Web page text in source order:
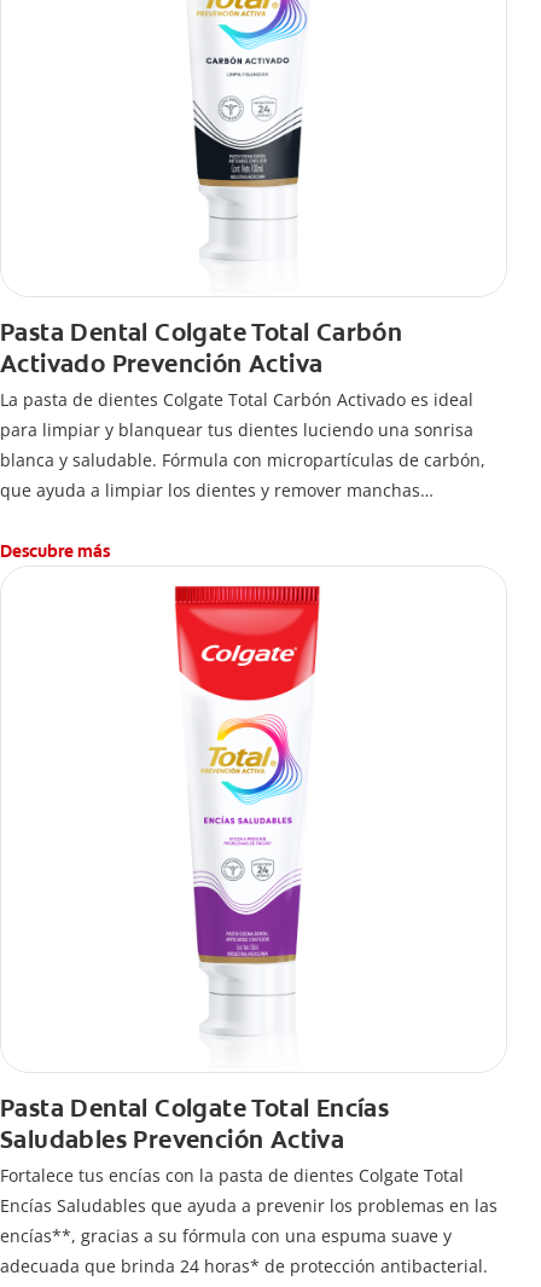
Pasta Dental Colgate Total Carbón
Activado Prevención Activa
La pasta de dientes Colgate Total Carbón Activado es ideal
para limpiar y blanquear tus dientes luciendo una sonrisa
blanca y saludable. Fórmula con micropartículas de carbón,
que ayuda a limpiar los dientes y remover manchas
¿Qué hace el carbón activado en una pasta dental y por qué
se usa para ayudar a remover manchas superficiales?
También encontrarás cómo incluirla en tu rutina, en casa o de
viaje, con tips de cepillado para una sonrisa sana.
Descubre más
Pasta Dental Colgate Total Encías
Saludables Prevención Activa
Fortalece tus encías con la pasta de dientes Colgate Total
Encías Saludables que ayuda a prevenir los problemas en las
encías**, gracias a su fórmula con una espuma suave y
adecuada que brinda 24 horas* de protección antibacterial.